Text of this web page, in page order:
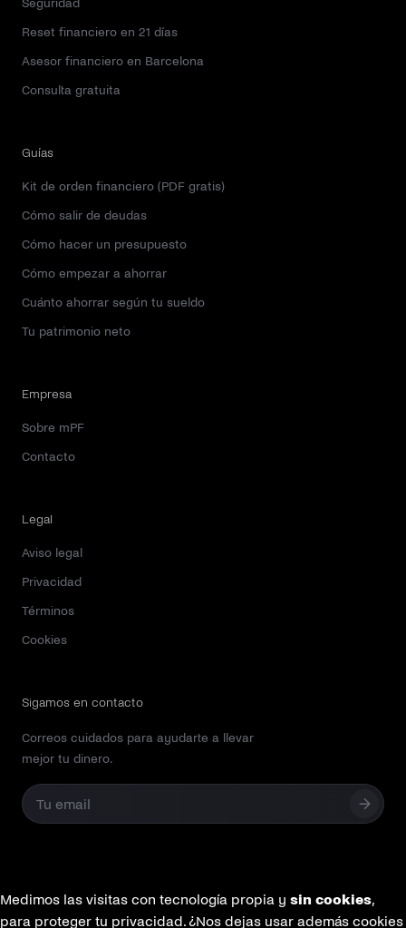
Seguridad
Reset financiero en 21 días
Asesor financiero en Barcelona
Consulta gratuita
Guías
Kit de orden financiero (PDF gratis)
Cómo salir de deudas
Cómo hacer un presupuesto
Cómo empezar a ahorrar
Cuánto ahorrar según tu sueldo
Tu patrimonio neto
Empresa
Sobre mPF
Contacto
Legal
Aviso legal
Privacidad
Términos
Cookies
Sigamos en contacto
Correos cuidados para ayudarte a llevar
mejor tu dinero.
Email
Medimos las visitas con tecnología propia y sin cookies,
para proteger tu privacidad. ¿Nos dejas usar además cookies